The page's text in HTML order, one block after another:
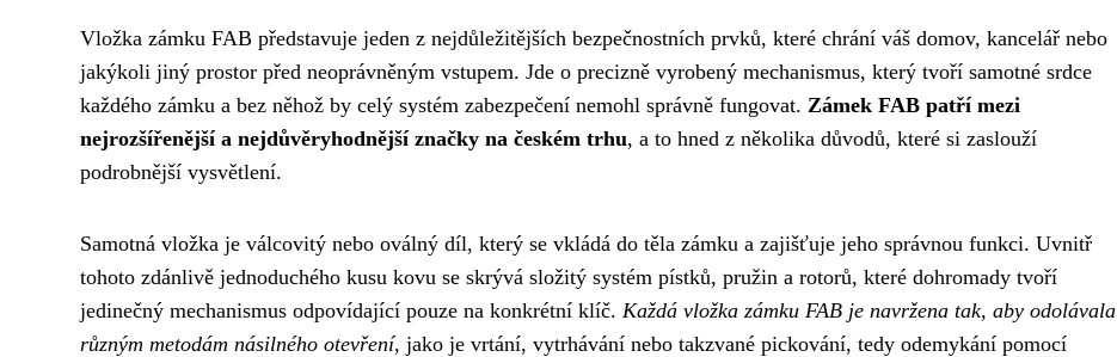
Vložka zámku FAB představuje jeden z nejdůležitějších bezpečnostních prvků, které chrání váš domov, kancelář nebo
jakýkoli jiný prostor před neoprávněným vstupem. Jde o precizně vyrobený mechanismus, který tvoří samotné srdce
každého zámku a bez něhož by celý systém zabezpečení nemohl správně fungovat. Zámek FAB patří mezi
nejrozšířenější a nejdůvěryhodnější značky na českém trhu, a to hned z několika důvodů, které si zaslouží
podrobnější vysvětlení.
Samotná vložka je válcovitý nebo oválný díl, který se vkládá do těla zámku a zajišťuje jeho správnou funkci. Uvnitř
tohoto zdánlivě jednoduchého kusu kovu se skrývá složitý systém pístků, pružin a rotorů, které dohromady tvoří
jedinečný mechanismus odpovídající pouze na konkrétní klíč. Každá vložka zámku FAB je navržena tak, aby odolávala
různým metodám násilného otevření, jako je vrtání, vytrhávání nebo takzvané pickování, tedy odemykání pomocí